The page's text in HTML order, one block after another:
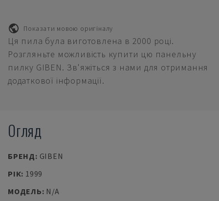
Показати мовою оригіналу
Ця пила була виготовлена в 2000 році.
Розгляньте можливість купити цю панельну
пилку GIBEN. Зв'яжіться з нами для отримання
додаткової інформації.
Огляд
БРЕНД: GIBEN
РІК: 1999
МОДЕЛЬ: N/A